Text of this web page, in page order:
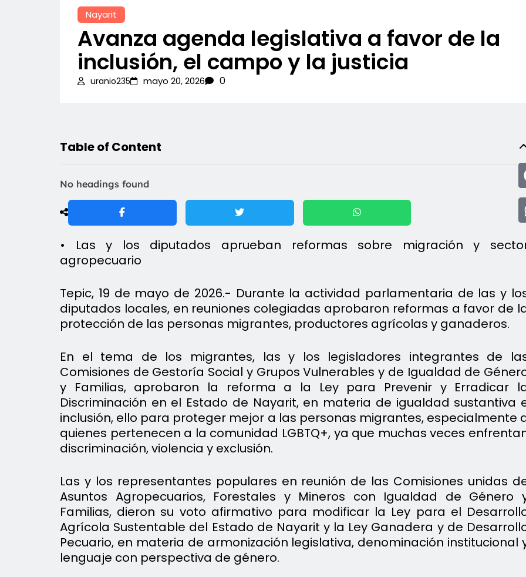
Nayarit
Avanza agenda legislativa a favor de la
inclusión, el campo y la justicia
uranio235 mayo 20, 2026 0
Table of Content
No headings found
• Las y los diputados aprueban reformas sobre migración y
agropecuario
Tepic, 19 de mayo de 2026.- Durante la actividad parlamentaria de las y
diputados locales, en reuniones colegiadas aprobaron reformas a favor de
protección de las personas migrantes, productores agrícolas y ganaderos.
En el tema de los migrantes, las y los legisladores integrantes de
Comisiones de Gestoría Social y Grupos Vulnerables y de Igualdad de
y Familias, aprobaron la reforma a la Ley para Prevenir y Erradicar
Discriminación en el Estado de Nayarit, en materia de igualdad sustantiva
inclusión, ello para proteger mejor a las personas migrantes, especialmente
quienes pertenecen a la comunidad LGBTQ+, ya que muchas veces
discriminación, violencia y exclusión.
Las y los representantes populares en reunión de las Comisiones unidas
Asuntos Agropecuarios, Forestales y Mineros con Igualdad de Género
Familias, dieron su voto afirmativo para modificar la Ley para el
Agrícola Sustentable del Estado de Nayarit y la Ley Ganadera y de
Pecuario, en materia de armonización legislativa, denominación institucional
lenguaje con perspectiva de género.